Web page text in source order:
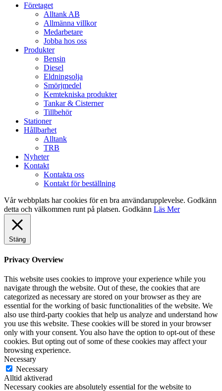
Close
Företaget
Alltank AB
Allmänna villkor
Medarbetare
Jobba hos oss
Produkter
Bensin
Diesel
Eldningsolja
Smörjmedel
Kemtekniska produkter
Tankar & Cisterner
Tillbehör
Stationer
Hållbarhet
Alltank
TRB
Nyheter
Kontakt
Kontakta oss
Kontakt för beställning
Vår webbplats har cookies för en bra användarupplevelse. Godkänn
detta och välkommen runt på platsen. Godkänn Läs Mer
Stäng
Privacy Overview
This website uses cookies to improve your experience while you
navigate through the website. Out of these, the cookies that are
categorized as necessary are stored on your browser as they are
essential for the working of basic functionalities of the website. We
also use third-party cookies that help us analyze and understand how
you use this website. These cookies will be stored in your browser
only with your consent. You also have the option to opt-out of these
cookies. But opting out of some of these cookies may affect your
browsing experience.
Necessary
Necessary
Alltid aktiverad
Necessary cookies are absolutely essential for the website to